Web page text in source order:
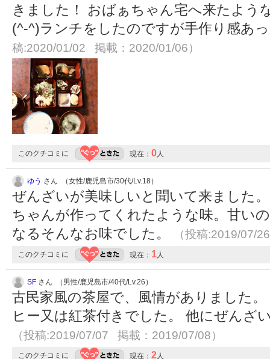
きました！ おばぁちゃん宅へ来たよう
(^-^)ランチをしたのですが手作り感あ
稿:2020/01/02 掲載：2020/01/06）
このクチコミに 現在： 0人
ゆう さん （女性/鹿児島市/30代/Lv.18）
ぜんざいが美味しいと聞いて来ました
ちゃんが作ってくれたような味。甘い
なるそんなお味でした。
（投稿:2019/07/
このクチコミに 現在： 1人
SF さん （男性/鹿児島市/40代/Lv.26）
古民家風の茶屋で、風情がありました
ヒー又は紅茶付きでした。 他にぜんざ
（投稿:2019/07/07 掲載：2019/07/08）
このクチコミに 現在： 2人